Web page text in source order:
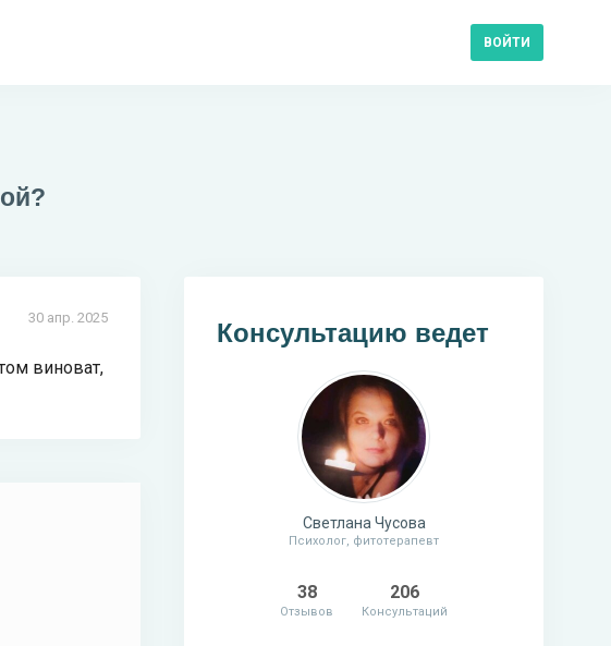
ВОЙТИ
30 апр. 2025
виноват,
Консультацию ведет
Светлана Чусова
Психолог, фитотерапевт
38
Отзывов
206
Консультаций